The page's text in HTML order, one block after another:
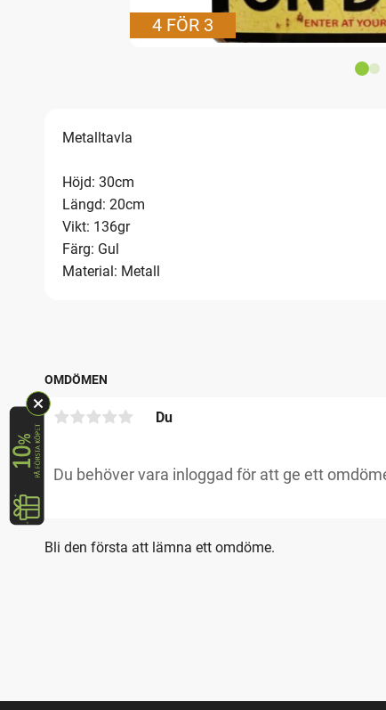
4 FÖR 3
Metalltavla
Höjd: 30cm
Längd: 20cm
Vikt: 136gr
Färg: Gul
Material: Metall
OMDÖMEN
Du
Bli den första att lämna ett omdöme.